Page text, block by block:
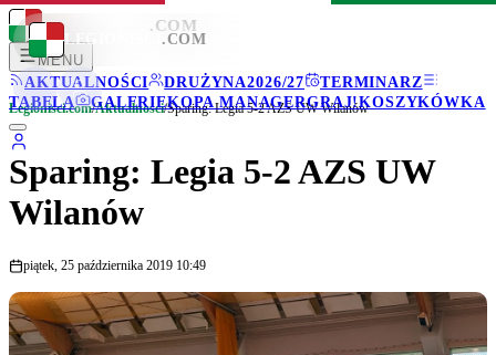
LEGIONISCI .COM
MENU
AKTUALNOŚCI
DRUŻYNA2026/27
TERMINARZ
TABELA
GALERIEKOPA MANAGERGRAJ!KOSZYKÓWKA
LEGIONISCI .COM
Legionisci.com/Aktualności/Sparing: Legia 5-2 AZS UW Wilanów
Sparing: Legia 5-2 AZS UW
Wilanów
piątek, 25 października 2019 10:49